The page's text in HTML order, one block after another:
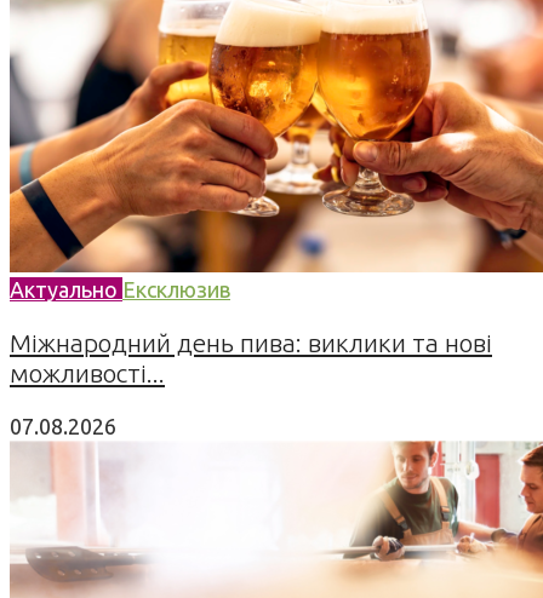
Актуально Ексклюзив
Міжнародний день пива: виклики та нові
можливості...
07.08.2026